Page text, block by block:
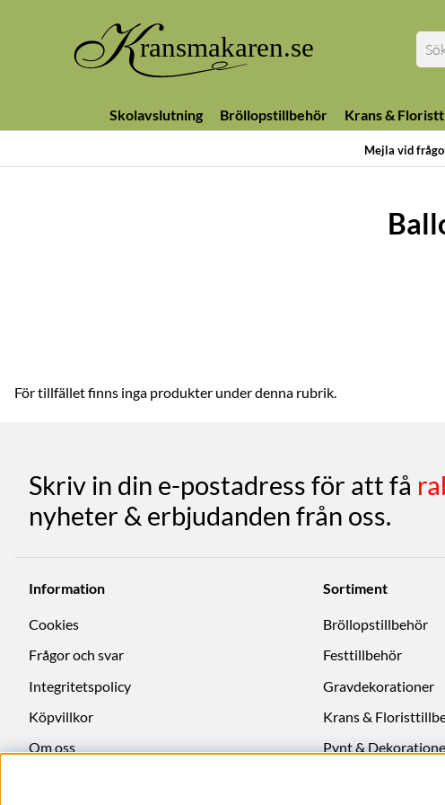
Mejla vid
Skolavslutning Bröllopstillbehör Krans &
För tillfället finns inga produkter under denna rubrik.
Skriv in din e-postadress för att få
nyheter & erbjudanden från oss.
Information
Cookies
Frågor och svar
Integritetspolicy
Köpvillkor
Om oss
Sortiment
Bröllopstillbehör
Festtillbehör
Gravdekorationer
Krans &
Pynt &